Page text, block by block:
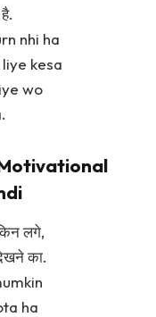
nhi ha
kesa
wo
लगे,
का.
ha